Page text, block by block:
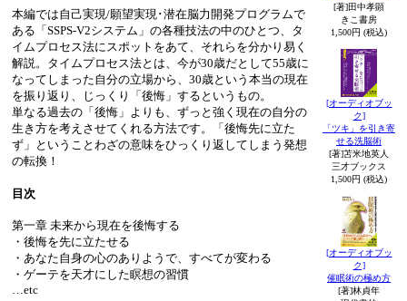
本編では自己実現/願望実現･潜在脳力開発プログラムで
ある「SSPS-V2システム」の各種技法の中のひとつ、タ
イムプロセス法にスポットをあて、それらを分かり易く
解説。タイムプロセス法とは、今が30歳だとして55歳に
なってしまった自分の立場から、30歳という本当の現在
を振り返り、じっくり「後悔」するというもの。
単なる過去の「後悔」よりも、ずっと強く現在の自分の
生き方を考えさせてくれる方法です。「後悔先に立た
ず」ということわざの意味をひっくり返してしまう発想
の転換！
目次
第一章 未来から現在を後悔する
・後悔を先に立たせる
・あなた自身の心のありようで、すべてが変わる
・ゲーテを天才にした瞑想の習慣
…etc
[著]田中孝顕
きこ書房
1,500円 (税込)
[オーディオブッ
ク]
「ツキ」を引き寄
せる洗脳術
[著]苫米地英人
三才ブックス
1,500円 (税込)
[オーディオブッ
ク]
催眠術の極め方
[著]林貞年